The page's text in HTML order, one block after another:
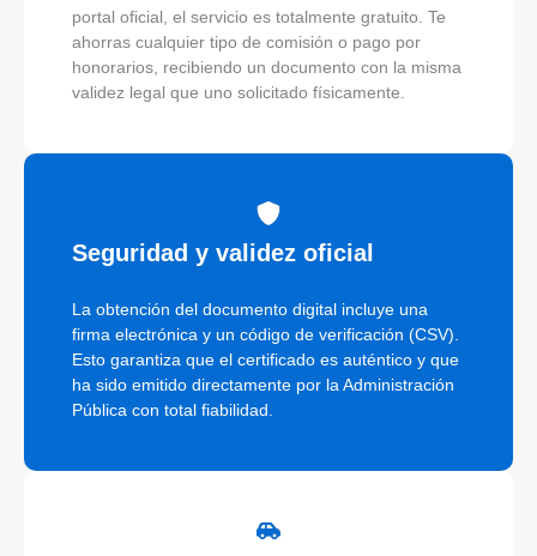
portal oficial, el servicio es totalmente gratuito. Te
ahorras cualquier tipo de comisión o pago por
honorarios, recibiendo un documento con la misma
validez legal que uno solicitado físicamente.
Seguridad y validez oficial
La obtención del documento digital incluye una
firma electrónica y un código de verificación (CSV).
Esto garantiza que el certificado es auténtico y que
ha sido emitido directamente por la Administración
Pública con total fiabilidad.